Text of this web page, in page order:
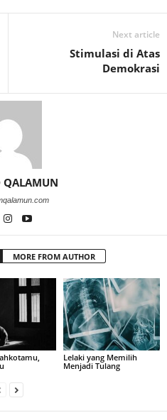
Next article
Stimulasi di Atas
Demokrasi
QALAMUN
MORE FROM AUTHOR
Lelaki yang Memilih
Menjadi Tulang